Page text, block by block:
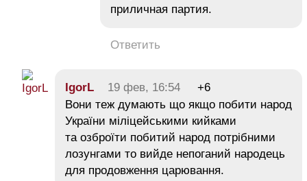
приличная партия.
Ответить
IgorL 19 фев, 16:54
+6
Вони теж думають що якщо побити народ
України міліцейськими кийками
та озброїти побитий народ потрібними
лозунгами то вийде непоганий народець
для продовження царювання.